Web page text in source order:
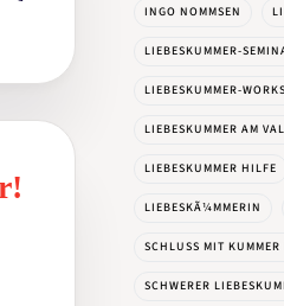
INGO NOMMSEN
LIEBESKUMMER-
LIEBESKUMMER-
LIEBESKUMMER AM
LIEBESKUMMER HILFE
LIEBESKÃ¼MMERIN
SCHLUSS MIT KUMMER
SCHWERER